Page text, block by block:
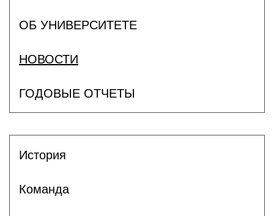
ОБ УНИВЕРСИТЕТЕ
НОВОСТИ
ГОДОВЫЕ ОТЧЕТЫ
История
Команда